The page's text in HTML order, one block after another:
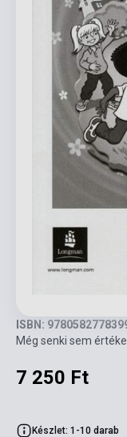
ISBN:
Még senki sem
7 250 Ft
Készlet: 1-10 darab